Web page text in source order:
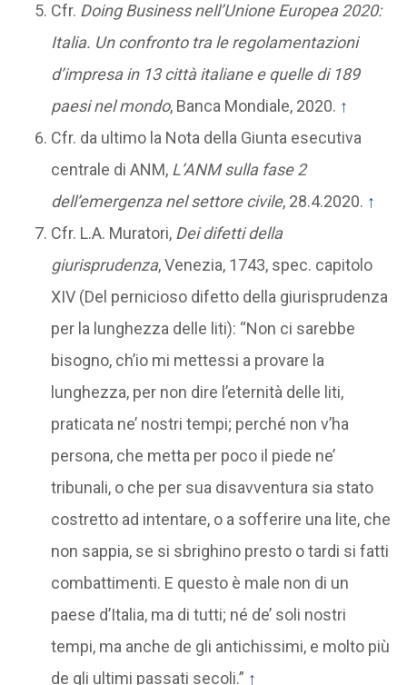
Cfr. Doing Business nell’Unione Europea 2020:
Italia. Un confronto tra le regolamentazioni
d’impresa in 13 città italiane e quelle di 189
paesi nel mondo, Banca Mondiale, 2020. ↑
Cfr. da ultimo la Nota della Giunta esecutiva
centrale di ANM, L’ANM sulla fase 2
dell’emergenza nel settore civile, 28.4.2020. ↑
Cfr. L.A. Muratori, Dei difetti della
giurisprudenza, Venezia, 1743, spec. capitolo
XIV (Del pernicioso difetto della giurisprudenza
per la lunghezza delle liti): “Non ci sarebbe
bisogno, ch’io mi mettessi a provare la
lunghezza, per non dire l’eternità delle liti,
praticata ne’ nostri tempi; perché non v’ha
persona, che metta per poco il piede ne’
tribunali, o che per sua disavventura sia stato
costretto ad intentare, o a sofferire una lite, che
non sappia, se si sbrighino presto o tardi si fatti
combattimenti. E questo è male non di un
paese d’Italia, ma di tutti; né de’ soli nostri
tempi, ma anche de gli antichissimi, e molto più
de gli ultimi passati secoli.” ↑